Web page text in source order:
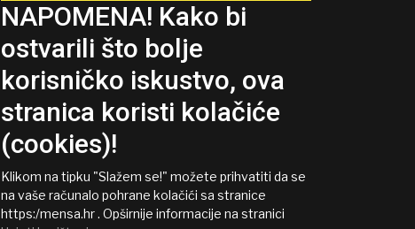
NAPOMENA! Kako bi
ostvarili što bolje
korisničko iskustvo, ova
stranica koristi kolačiće
(cookies)!
Klikom na tipku "Slažem se!" možete prihvatiti da se
na vaše računalo pohrane kolačići sa stranice
https:/mensa.hr . Opširnije informacije na stranici